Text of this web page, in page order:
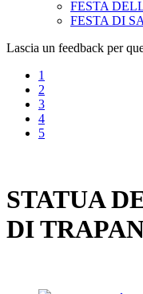
FESTA
FESTA DI
Lascia un feedback per
1
2
3
4
5
STATUA
DI